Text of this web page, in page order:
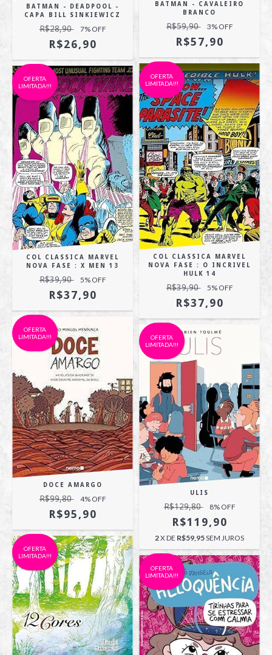
BATMAN - DEADPOOL -
CAPA BILL SINKIEWICZ
R$28,90 7% OFF
R$26,90
BATMAN - CAVALEIRO
BRANCO
R$59,90 3% OFF
R$57,90
OFERTA
LIMITADA!!!
COL CLASSICA MARVEL
NOVA FASE : X MEN 13
R$39,90 5% OFF
R$37,90
OFERTA
LIMITADA!!!
COL CLASSICA MARVEL
NOVA FASE : O INCRIVEL
HULK 14
R$39,90 5% OFF
R$37,90
OFERTA
LIMITADA!!!
DOCE AMARGO
R$99,80 4% OFF
R$95,90
OFERTA
LIMITADA!!!
ULIS
R$129,80 8% OFF
R$119,90
2X DE R$59,95SEM JUROS
OFERTA
LIMITADA!!!
OFERTA
LIMITADA!!!